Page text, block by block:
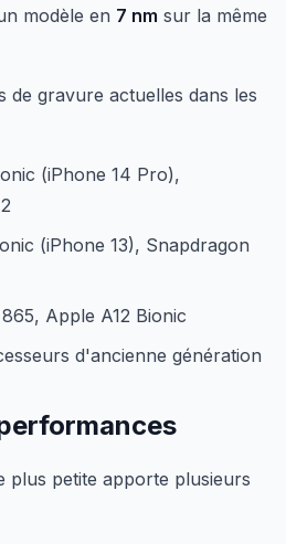
modèle en 7 nm sur la même
de gravure actuelles dans les
(iPhone 14 Pro),
(iPhone 13), Snapdragon
Apple A12 Bionic
d'ancienne génération
plus petite apporte plusieurs